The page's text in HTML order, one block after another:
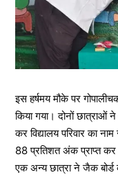
इस हर्षमय मौके पर
किया गया। दोनों छात्राओं
कर विद्यालय ‌परिवार का
88 प्रतिशत अंक प्राप्त कर
एक अन्य छात्रा‌ ने जैक बोर्ड